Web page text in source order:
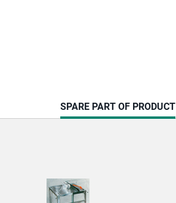
CURRENT
TAB:
SPARE PART OF PRODUCT